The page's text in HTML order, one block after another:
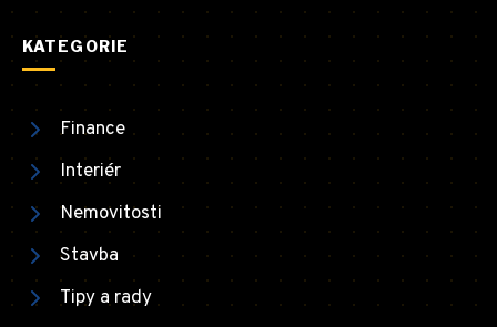
KATEGORIE
Finance
Interiér
Nemovitosti
Stavba
Tipy a rady